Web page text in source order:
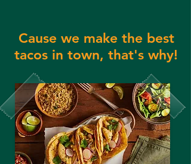
Cause we make the best
tacos in town, that's why!